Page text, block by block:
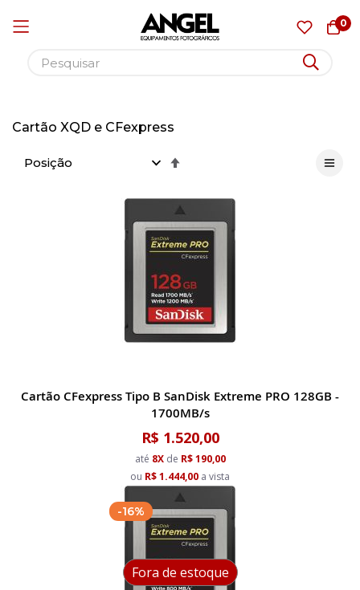
0
para
conteúdo
Cartão XQD e CFexpress
Decrescente
Cartão CFexpress Tipo B SanDisk Extreme PRO 128GB -
1700MB/s
R$ 1.520,00
até 8Xde R$ 190,00
ou R$ 1.444,00 a vista
-16%
Fora de estoque